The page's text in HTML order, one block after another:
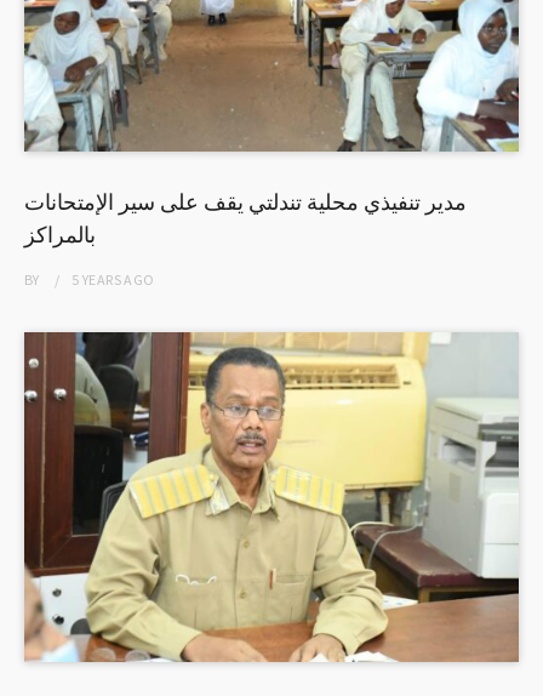
مدير تنفيذي محلية تندلتي يقف على سير الإمتحانات
بالمراكز
BY 5 YEARSAGO